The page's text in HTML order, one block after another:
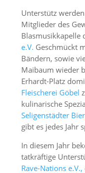
Unterstütz
Mitglieder des
Blasmusikkapelle
e.V. Geschmückt
Bändern, sowie
Maibaum wieder
Erhardt-Platz
Fleischerei Göbel
kulinarische
Seligenstädter
gibt es jedes Jahr
In diesem Jahr
tatkräftige
Rave-Nations e.V.,